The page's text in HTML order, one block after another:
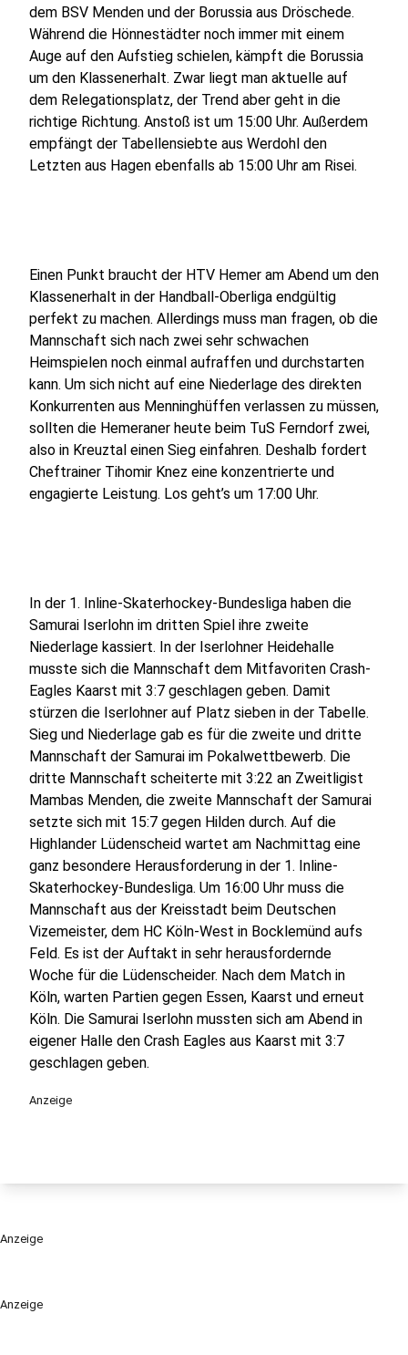
Anzeige
dem BSV Menden und der Borussia aus Dröschede.
Während die Hönnestädter noch immer mit einem
Auge auf den Aufstieg schielen, kämpft die Borussia
um den Klassenerhalt. Zwar liegt man aktuelle auf
dem Relegationsplatz, der Trend aber geht in die
richtige Richtung. Anstoß ist um 15:00 Uhr. Außerdem
empfängt der Tabellensiebte aus Werdohl den
Letzten aus Hagen ebenfalls ab 15:00 Uhr am Risei.
Einen Punkt braucht der HTV Hemer am Abend um den
Klassenerhalt in der Handball-Oberliga endgültig
perfekt zu machen. Allerdings muss man fragen, ob die
Mannschaft sich nach zwei sehr schwachen
Heimspielen noch einmal aufraffen und durchstarten
kann. Um sich nicht auf eine Niederlage des direkten
Konkurrenten aus Menninghüffen verlassen zu müssen,
sollten die Hemeraner heute beim TuS Ferndorf zwei,
also in Kreuztal einen Sieg einfahren. Deshalb fordert
Cheftrainer Tihomir Knez eine konzentrierte und
engagierte Leistung. Los geht’s um 17:00 Uhr.
In der 1. Inline-Skaterhockey-Bundesliga haben die
Samurai Iserlohn im dritten Spiel ihre zweite
Niederlage kassiert. In der Iserlohner Heidehalle
musste sich die Mannschaft dem Mitfavoriten Crash-
Eagles Kaarst mit 3:7 geschlagen geben. Damit
stürzen die Iserlohner auf Platz sieben in der Tabelle.
Sieg und Niederlage gab es für die zweite und dritte
Mannschaft der Samurai im Pokalwettbewerb. Die
dritte Mannschaft scheiterte mit 3:22 an Zweitligist
Mambas Menden, die zweite Mannschaft der Samurai
setzte sich mit 15:7 gegen Hilden durch. Auf die
Highlander Lüdenscheid wartet am Nachmittag eine
ganz besondere Herausforderung in der 1. Inline-
Skaterhockey-Bundesliga. Um 16:00 Uhr muss die
Mannschaft aus der Kreisstadt beim Deutschen
Vizemeister, dem HC Köln-West in Bocklemünd aufs
Feld. Es ist der Auftakt in sehr herausfordernde
Woche für die Lüdenscheider. Nach dem Match in
Köln, warten Partien gegen Essen, Kaarst und erneut
Köln. Die Samurai Iserlohn mussten sich am Abend in
eigener Halle den Crash Eagles aus Kaarst mit 3:7
geschlagen geben.
Anzeige
Anzeige